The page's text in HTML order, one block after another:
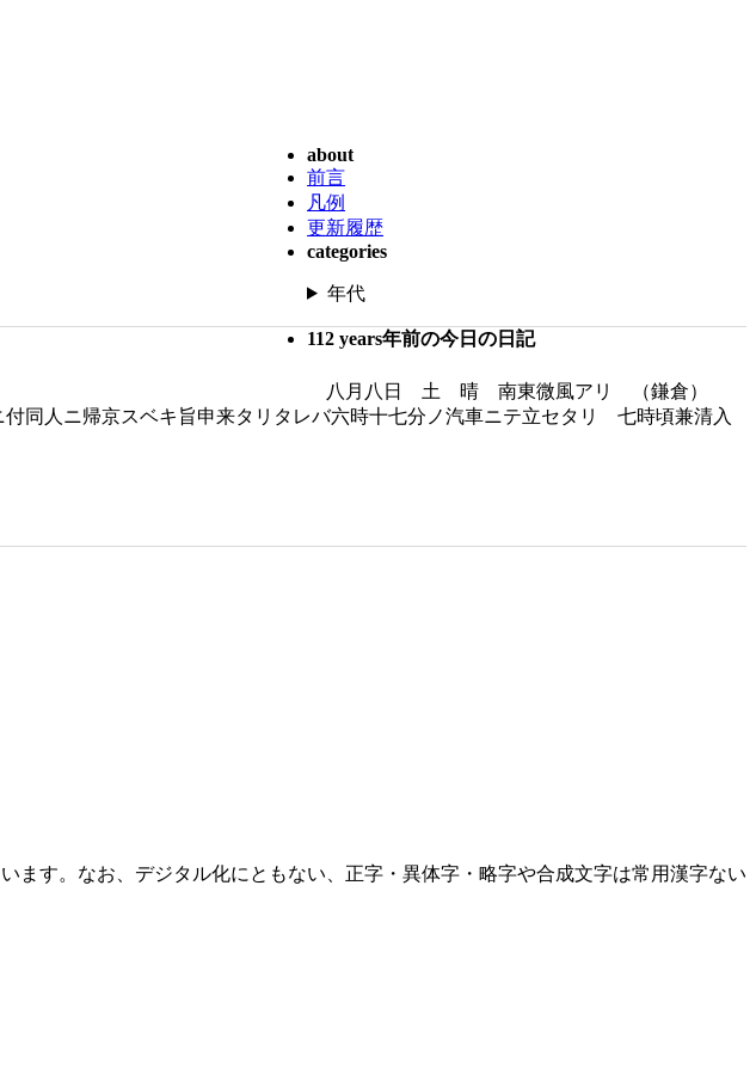
about
前言
凡例
更新履歴
categories
年代
112 years年前の今日の日記
八月八日 土 晴 南東微風アリ （鎌倉）
人ニ帰京スベキ旨申来タリタレバ六時十七分ノ汽車ニテ立セタリ 七時頃兼清入
ます。なお、デジタル化にともない、正字・異体字・略字や合成文字は常用漢字ない